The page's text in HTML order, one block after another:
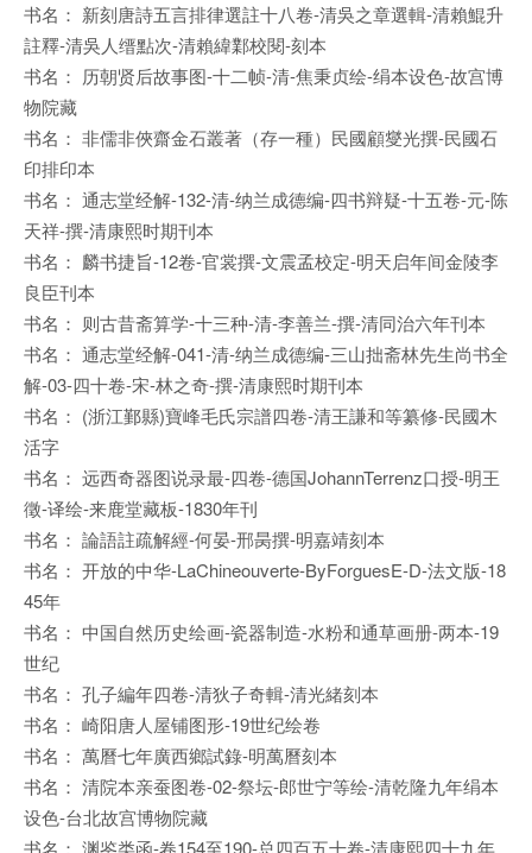
书名： 新刻唐詩五言排律選註十八卷-清吳之章選輯-清賴鯤升
註釋-清吳人缙點次-清賴緯鄴校閱-刻本
书名： 历朝贤后故事图-十二帧-清-焦秉贞绘-绢本设色-故宫博
物院藏
书名： 非儒非俠齋金石叢著（存一種）民國顧燮光撰-民國石
印排印本
书名： 通志堂经解-132-清-纳兰成德编-四书辩疑-十五卷-元-陈
天祥-撰-清康熙时期刊本
书名： 麟书捷旨-12卷-官裳撰-文震孟校定-明天启年间金陵李
良臣刊本
书名： 则古昔斋算学-十三种-清-李善兰-撰-清同治六年刊本
书名： 通志堂经解-041-清-纳兰成德编-三山拙斋林先生尚书全
解-03-四十卷-宋-林之奇-撰-清康熙时期刊本
书名： (浙江鄞縣)寶峰毛氏宗譜四卷-清王謙和等纂修-民國木
活字
书名： 远西奇器图说录最-四卷-德国JohannTerrenz口授-明王
徵-译绘-来鹿堂藏板-1830年刊
书名： 論語註疏解經-何晏-邢昺撰-明嘉靖刻本
书名： 开放的中华-LaChineouverte-ByForguesE-D-法文版-18
45年
书名： 中国自然历史绘画-瓷器制造-水粉和通草画册-两本-19
世纪
书名： 孔子編年四卷-清狄子奇輯-清光緒刻本
书名： 崎阳唐人屋铺图形-19世纪绘卷
书名： 萬曆七年廣西鄉試錄-明萬曆刻本
书名： 清院本亲蚕图卷-02-祭坛-郎世宁等绘-清乾隆九年绢本
设色-台北故宫博物院藏